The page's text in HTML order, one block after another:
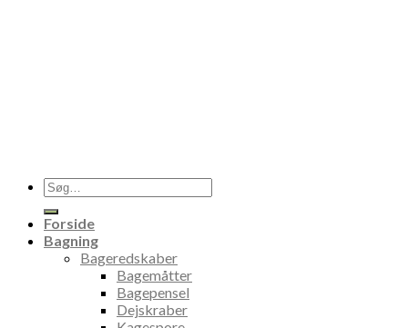
Søg
efter:
Forside
Bagning
Bageredskaber
Bagemåtter
Bagepensel
Dejskraber